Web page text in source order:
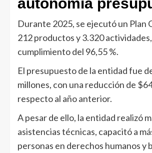
Durante 2025, se ejecutó un Plan
212 productos y 3.320
cumplimiento del 96,55 %.
El presupuesto de la entidad fue
millones, con una reducción de
respecto al año anterior.
A pesar de ello, la entidad realizó
asistencias técnicas, capacitó a
personas en derechos humanos y